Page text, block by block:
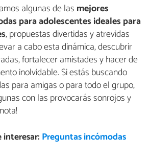
algunas de las mejores
para adolescentes ideales para
, propuestas divertidas y atrevidas
a cabo esta dinámica, descubrir
fortalecer amistades y hacer de
inolvidable. Si estás buscando
para amigas o para todo el grupo,
con las provocarás sonrojos y
Preguntas incómodas